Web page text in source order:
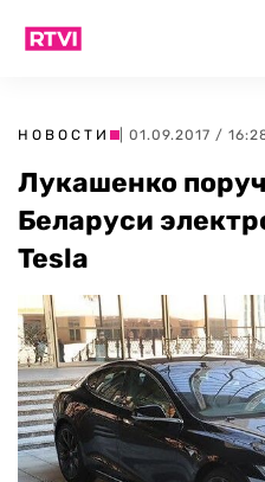
НОВОСТИ | 01.09.2017 /
Лукашенко
Беларуси
Tesla